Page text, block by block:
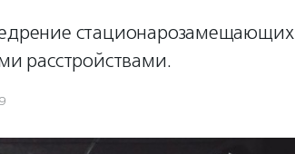
стационарозамещающих
расстройствами.